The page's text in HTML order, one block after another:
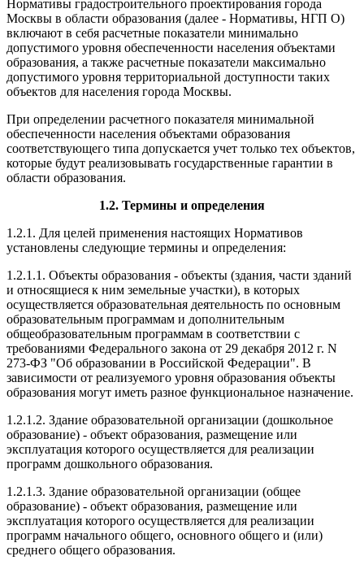
Нормативы градостроительного проектирования города
Москвы в области образования (далее - Нормативы, НГП О)
включают в себя расчетные показатели минимально
допустимого уровня обеспеченности населения объектами
образования, а также расчетные показатели максимально
допустимого уровня территориальной доступности таких
объектов для населения города Москвы.
При определении расчетного показателя минимальной
обеспеченности населения объектами образования
соответствующего типа допускается учет только тех объектов,
которые будут реализовывать государственные гарантии в
области образования.
1.2. Термины и определения
1.2.1. Для целей применения настоящих Нормативов
установлены следующие термины и определения:
1.2.1.1. Объекты образования - объекты (здания, части зданий
и относящиеся к ним земельные участки), в которых
осуществляется образовательная деятельность по основным
образовательным программам и дополнительным
общеобразовательным программам в соответствии с
требованиями Федерального закона от 29 декабря 2012 г. N
273-ФЗ "Об образовании в Российской Федерации". В
зависимости от реализуемого уровня образования объекты
образования могут иметь разное функциональное назначение.
1.2.1.2. Здание образовательной организации (дошкольное
образование) - объект образования, размещение или
эксплуатация которого осуществляется для реализации
программ дошкольного образования.
1.2.1.3. Здание образовательной организации (общее
образование) - объект образования, размещение или
эксплуатация которого осуществляется для реализации
программ начального общего, основного общего и (или)
среднего общего образования.